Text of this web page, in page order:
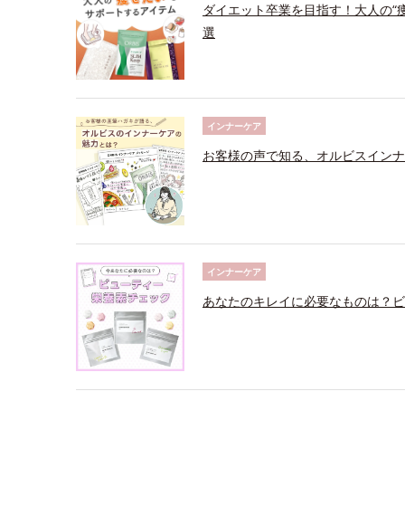
ダイエット卒業を目指す！大人の
選
インナーケア
お客様の声で知る、オルビスイン
インナーケア
あなたのキレイに必要なものは？